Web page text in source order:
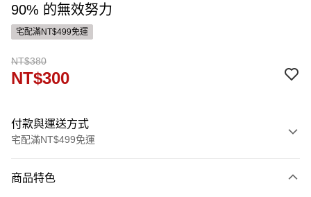
90% 的無效努力
宅配滿NT$499免運
NT$380
NT$300
付款與運送方式
宅配滿NT$499免運
信用卡一次付款
商品特色